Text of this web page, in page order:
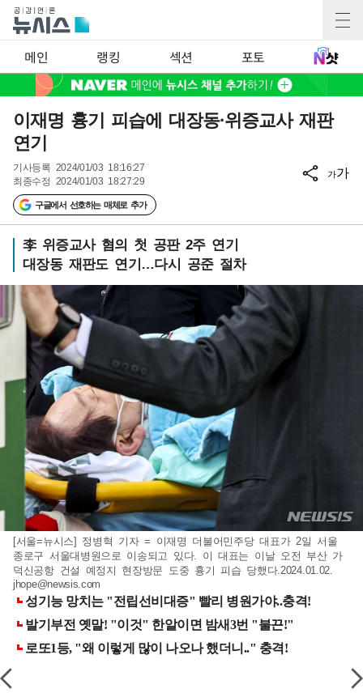
메인 랭킹 섹션 포토
이재명 흉기 피습에 대장동·위증교사 재판
연기
기사등록 2024/01/03 18:16:27
최종수정 2024/01/03 18:27:29
구글에서 선호하는 매체로 추가
가가
李 위증교사 혐의 첫 공판 2주 연기
대장동 재판도 연기…다시 공준 절차
[서울=뉴시스] 정병혁 기자 = 이재명 더불어민주당 대표가 2일 서울
종로구 서울대병원으로 이송되고 있다. 이 대표는 이날 오전 부산 가
덕신공항 건설 예정지 현장방문 도중 흉기 피습 당했다.2024.01.02.
jhope@newsis.com